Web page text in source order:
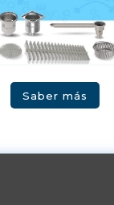
Saber más